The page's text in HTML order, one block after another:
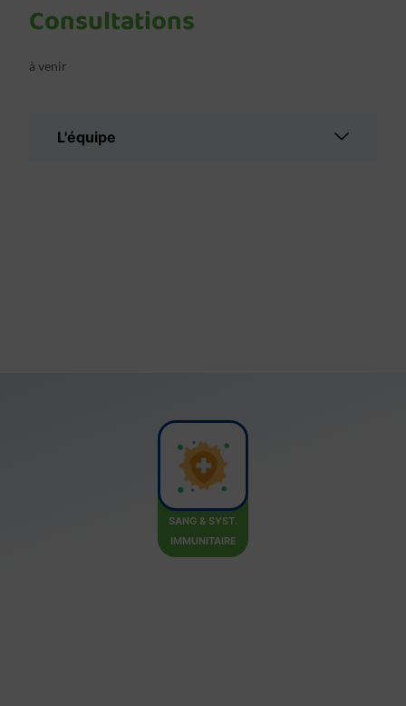
SANG & SYST.
IMMUNITAIRE
Consultations
à venir
L'équipe